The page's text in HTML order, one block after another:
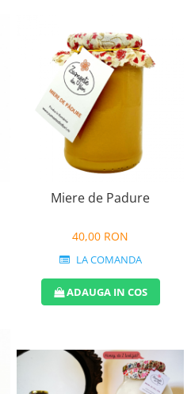
Miere de Padure
40,00 RON
LA COMANDA
ADAUGA IN COS